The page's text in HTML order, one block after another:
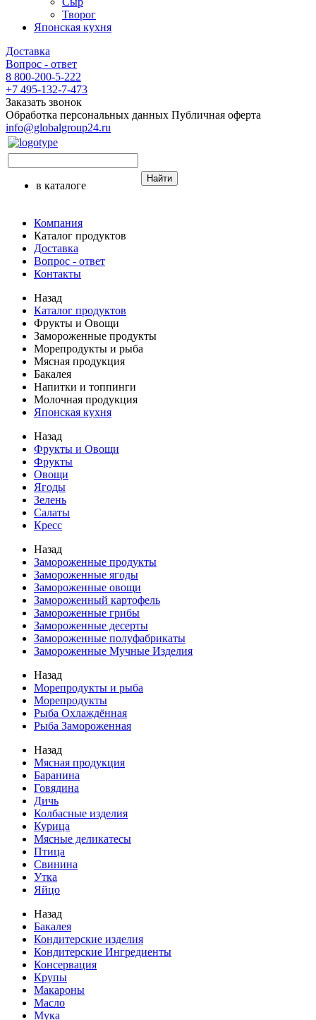
Творог
Японская кухня
Доставка
Вопрос - ответ
8 800-200-5-222
+7 495-132-7-473
Заказать звонок
Обработка персональных данных Публичная оферта
info@globalgroup24.ru
в каталоге
Найти
Компания
Каталог продуктов
Доставка
Вопрос - ответ
Контакты
Назад
Каталог продуктов
Фрукты и Овощи
Замороженные продукты
Морепродукты и рыба
Мясная продукция
Бакалея
Напитки и топпинги
Молочная продукция
Японская кухня
Назад
Фрукты и Овощи
Фрукты
Овощи
Ягоды
Зелень
Салаты
Кресс
Назад
Замороженные продукты
Замороженные ягоды
Замороженные овощи
Замороженный картофель
Замороженные грибы
Замороженные десерты
Замороженные полуфабрикаты
Замороженные Мучные Изделия
Назад
Морепродукты и рыба
Морепродукты
Рыба Охлаждённая
Рыба Замороженная
Назад
Мясная продукция
Баранина
Говядина
Дичь
Колбасные изделия
Курица
Мясные деликатесы
Птица
Свинина
Утка
Яйцо
Назад
Бакалея
Кондитерские изделия
Кондитерские Ингредиенты
Консервация
Крупы
Макароны
Масло
Мука